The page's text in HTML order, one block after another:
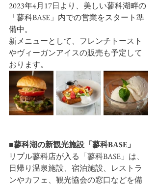
2023年4月17日より、美しい蓼科湖畔の
「蓼科BASE」内での営業をスタート準
備中。
新メニューとして、フレンチトースト
やヴィーガンアイスの販売も予定して
おります。
■蓼科湖の新観光施設「蓼科BASE」
リプル蓼科店が入る 「蓼科BASE」は、
日帰り温泉施設、宿泊施設、レストラ
ンやカフェ、観光協会の窓口などを備